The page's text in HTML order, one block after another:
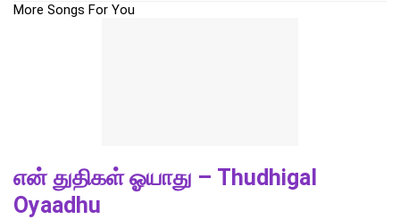
More Songs For You
என் துதிகள் ஓயாது – Thudhigal
Oyaadhu